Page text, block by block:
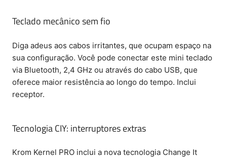
Teclado mecânico sem fio
Diga adeus aos cabos irritantes, que ocupam espaço na
sua configuração. Você pode conectar este mini teclado
via Bluetooth, 2,4 GHz ou através do cabo USB, que
oferece maior resistência ao longo do tempo. Inclui
receptor.
Tecnologia CIY: interruptores extras
Krom Kernel PRO inclui a nova tecnologia Change It